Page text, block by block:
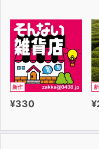
新作
¥330